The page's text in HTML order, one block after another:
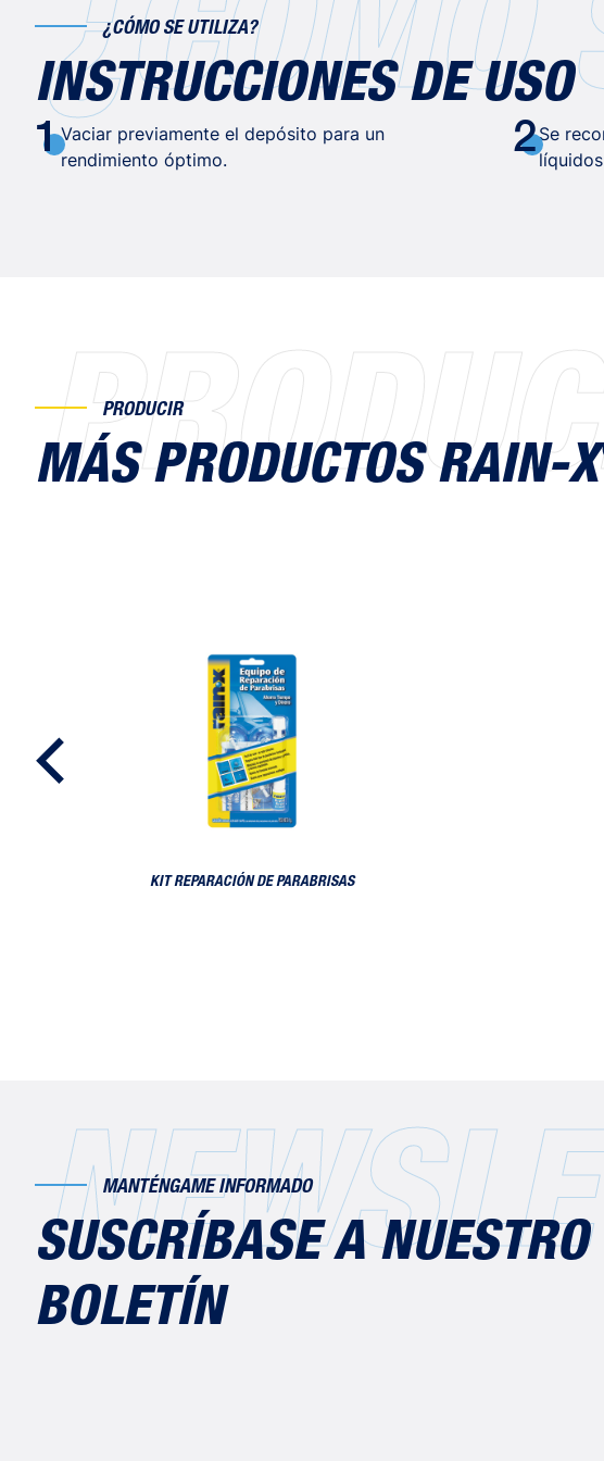
¿CÓMO SE UTILIZA?
INSTRUCCIONES DE USO
¿CÓMO
1Vaciar previamente el depósito para un
rendimiento óptimo.
2Se
PRODUCIR
MÁS PRODUCTOS RAIN-X
KIT REPARACIÓN DE PARABRISAS
MANTÉNGAME INFORMADO
SUSCRÍBASE A NUESTRO
BOLETÍN